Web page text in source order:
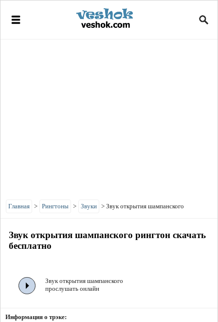
Главная > Рингтоны > Звуки > Звук открытия шампанского
Звук открытия шампанского рингтон скачать
бесплатно
Звук открытия шампанского
прослушать онлайн
Информация о трэке: